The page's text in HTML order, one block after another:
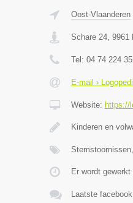
Oost-Vlaanderen
Schare 24, 9961
Tel: 04 74 224
E-mail ›
Website: https://
Kinderen en
Er wordt
Laatste